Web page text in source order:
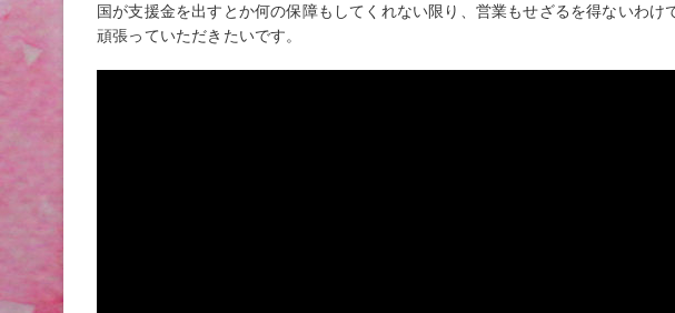
国が支援金を出すとか何の保障もしてくれない限り、営業もせざるを得ないわ
頑張っていただきたいです。